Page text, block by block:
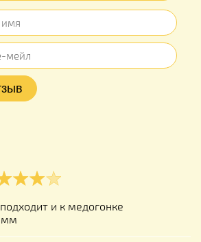
и к медогонке
мм